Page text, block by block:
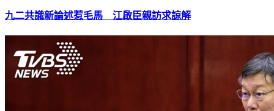
九二共識新論述惹毛馬 江啟臣親訪求諒解